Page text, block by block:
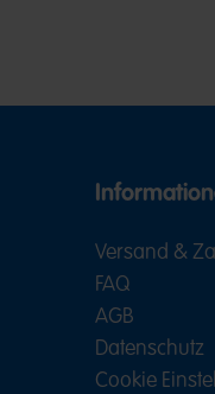
Versand &
FAQ
AGB
Datenschutz
Cookie